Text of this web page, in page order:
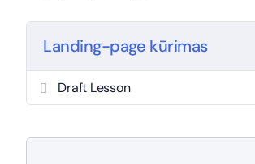
Landing-page kūrimas
Draft Lesson